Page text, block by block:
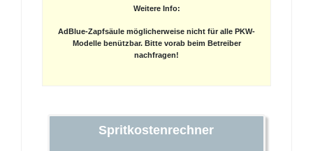
Weitere Info:
AdBlue-Zapfsäule möglicherweise nicht für alle PKW-
Modelle benützbar. Bitte vorab beim Betreiber
nachfragen!
Spritkostenrechner